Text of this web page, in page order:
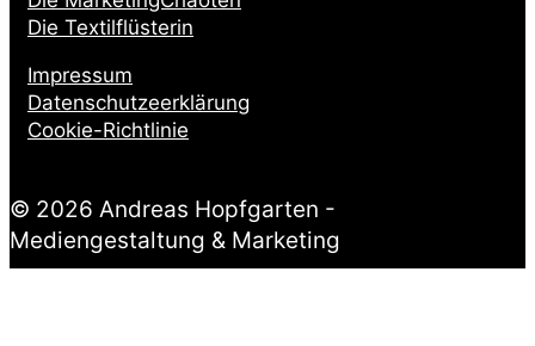
Die Textilflüsterin
Impressum
Datenschutzeerklärung
Cookie-Richtlinie
© 2026 Andreas Hopfgarten -
Mediengestaltung & Marketing